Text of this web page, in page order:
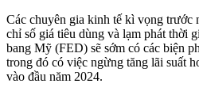
Các chuyên gia kinh tế kì vọng trước
chỉ số giá tiêu dùng và lạm phát thời
bang Mỹ (FED) sẽ sớm có các biện
trong đó có việc ngừng tăng lãi suất
vào đầu năm 2024.